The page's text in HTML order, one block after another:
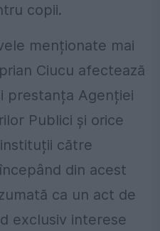
copii.
menționate mai
Ciucu afectează
prestanța Agenției
Publici și orice
către
din acest
ca un act de
exclusiv interese